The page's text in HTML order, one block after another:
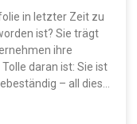
eine bessere
Festigkeit und
Davon profitieren
Automobil- und
täglichen Bedarfs.
Pulversilikon in
in letzter Zeit zu
ist? Sie trägt
ihre
daran ist: Sie ist
– all diese
globale Markt für